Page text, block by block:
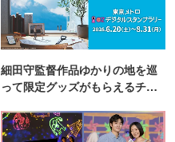
細田守監督作品ゆかりの地を巡
って限定グッズがもらえるチャ